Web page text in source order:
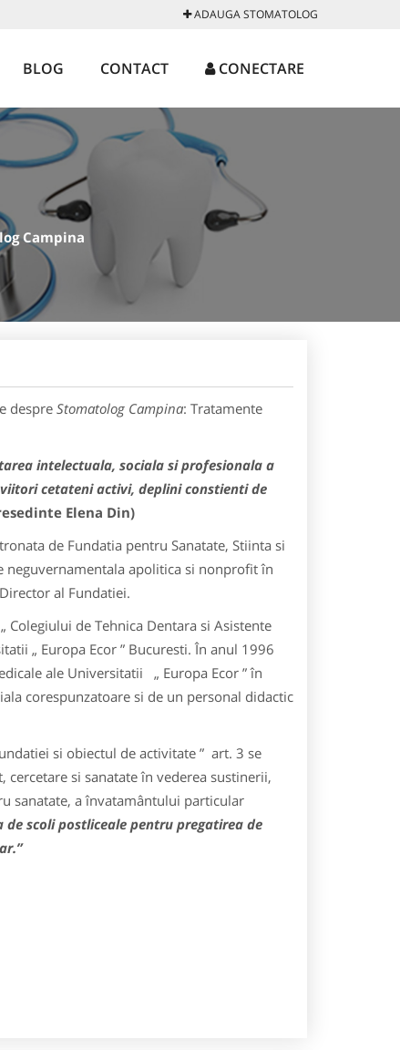
ADAUGA STOMATOLOG
BLOG CONTACT CONECTARE
Campina
despre Stomatolog Campina: Tratamente
intelectuala, sociala si profesionala a
cetateni activi, deplini constienti de
Elena Din)
de Fundatia pentru Sanatate, Stiinta si
neguvernamentala apolitica si nonprofit în
al Fundatiei.
de Tehnica Dentara si Asistente
„ Europa Ecor ” Bucuresti. În anul 1996
ale Universitatii „ Europa Ecor ” în
corespunzatoare si de un personal didactic
si obiectul de activitate ” art. 3 se
si sanatate în vederea sustinerii,
sanatate, a învatamântului particular
scoli postliceale pentru pregatirea de